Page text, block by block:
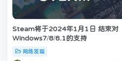
Steam将于2024年1月1日 结束对
Windows7/8/8.1的支持
网络发现